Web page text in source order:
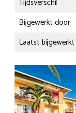
Bijgewerkt door
Laatst bijgewerkt